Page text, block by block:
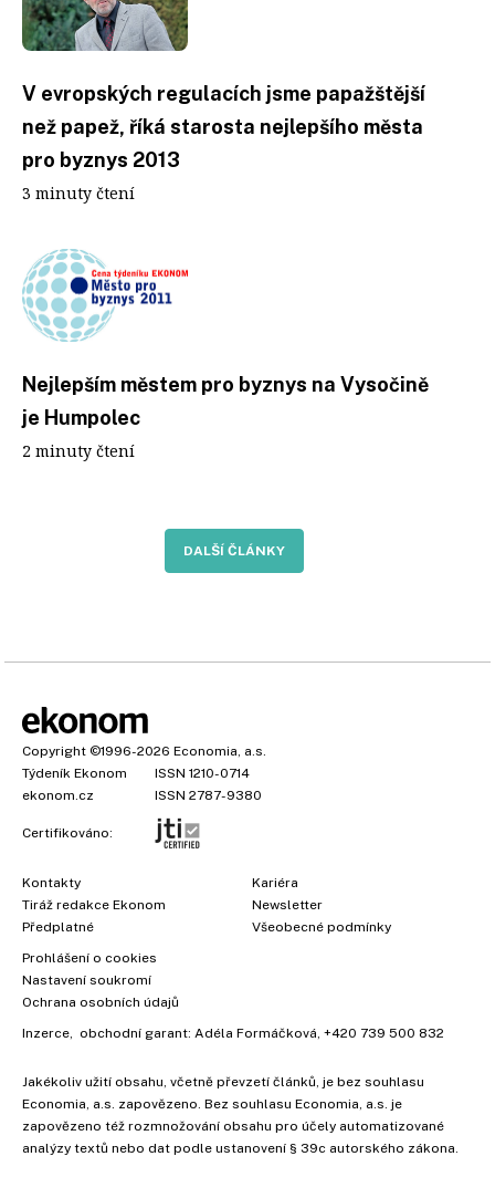
V evropských regulacích jsme papažštější
než papež, říká starosta nejlepšího města
pro byznys 2013
3 minuty čtení
Nejlepším městem pro byznys na Vysočině
je Humpolec
2 minuty čtení
DALŠÍ ČLÁNKY
Copyright ©1996-2026 Economia, a.s.
Týdeník Ekonom
ISSN 1210-0714
ekonom.cz
ISSN 2787-9380
Certifikováno:
Kontakty
Tiráž redakce Ekonom
Předplatné
Kariéra
Newsletter
Všeobecné podmínky
Prohlášení o cookies
Nastavení soukromí
Ochrana osobních údajů
Inzerce, obchodní garant: Adéla Formáčková, +420 739 500 832
Jakékoliv užití obsahu, včetně převzetí článků, je bez souhlasu
Economia, a.s. zapovězeno. Bez souhlasu Economia, a.s. je
zapovězeno též rozmnožování obsahu pro účely automatizované
analýzy textů nebo dat podle ustanovení § 39c autorského zákona.